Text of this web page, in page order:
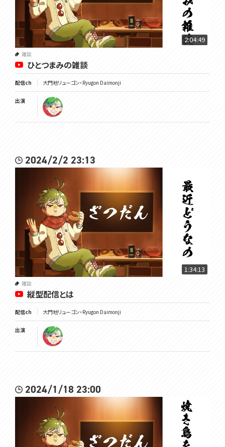
2:04:49
雑談
ひとつまみの雑談
配信ch 大門地リューゴン・Ryugon Daimonji
出演
2024/2/2 23:13
1:34:13
雑談
縦型配信とは
配信ch 大門地リューゴン・Ryugon Daimonji
出演
2024/1/18 23:00